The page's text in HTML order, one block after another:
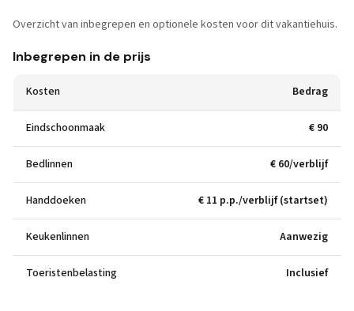
Overzicht van inbegrepen en optionele kosten voor dit vakantiehuis.
Inbegrepen in de prijs
Kosten Bedrag
Eindschoonmaak € 90
Bedlinnen € 60/verblijf
Handdoeken € 11 p.p./verblijf (startset)
Keukenlinnen Aanwezig
Toeristenbelasting Inclusief